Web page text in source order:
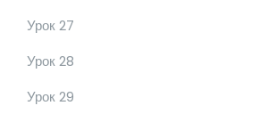
Урок 27
Урок 28
Урок 29